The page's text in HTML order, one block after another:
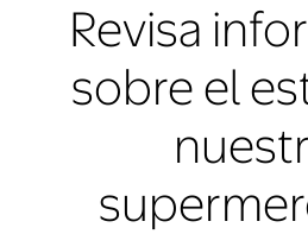
Revisa
sobre el